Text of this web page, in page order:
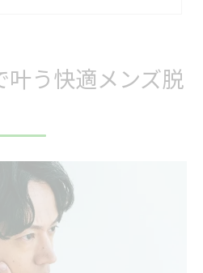
る清潔感の変化一覧
毛が注目されるのか
放される毎日とは
ラブルの予防効果
悩みを解決する方法
方法の特徴比較表
叶う快適メンズ脱